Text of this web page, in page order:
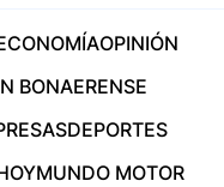
OPINIÓN
BONAERENSE
DEPORTES
MUNDO MOTOR